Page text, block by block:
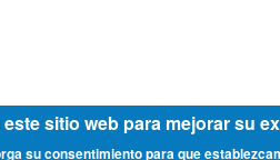
sitio web para mejorar su
su consentimiento para que